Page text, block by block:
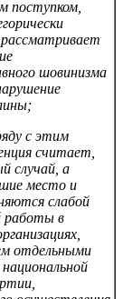
поступком,
шовинизма
с этим
считает,
случай, а
место и
слабой
работы в
отдельными